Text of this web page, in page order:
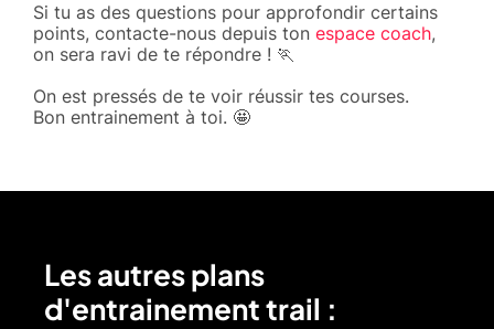
Si tu as des questions pour approfondir certains
points, contacte-nous depuis ton espace coach,
on sera ravi de te répondre ! 🏃
On est pressés de te voir réussir tes courses.
Bon entrainement à toi. 🤩
Les autres plans
d'entrainement trail :